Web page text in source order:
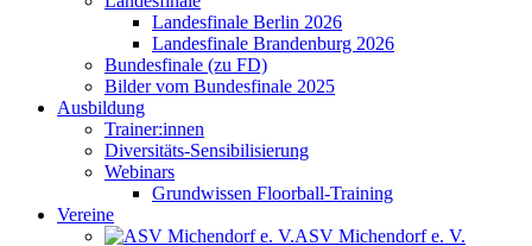
Landesfinale Berlin 2026
Landesfinale Brandenburg 2026
Bundesfinale (zu FD)
Bilder vom Bundesfinale 2025
Ausbildung
Trainer:innen
Diversitäts-Sensibilisierung
Webinars
Grundwissen Floorball-Training
Vereine
ASV Michendorf e. V.